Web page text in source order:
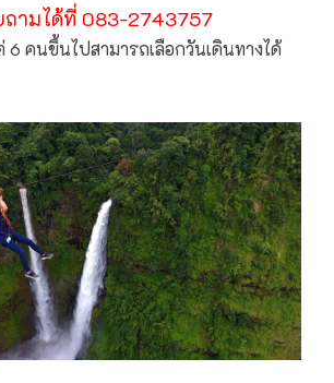
ามได้ที่ 083-2743757
6 คนขึ้นไปสามารถเลือกวันเดินทางได้